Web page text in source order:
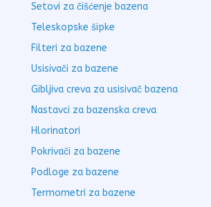
Setovi za čišćenje bazena
Teleskopske šipke
Filteri za bazene
Usisivači za bazene
Gibljiva creva za usisivač bazena
Nastavci za bazenska creva
Hlorinatori
Pokrivači za bazene
Podloge za bazene
Termometri za bazene